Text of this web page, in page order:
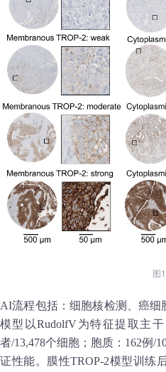
图
AI流程包括：细胞核检测、癌
模型以RudolfV为特征提取主
者/13,478个细胞；胞质：162例/
证性能。膜性TROP‑2模型训练